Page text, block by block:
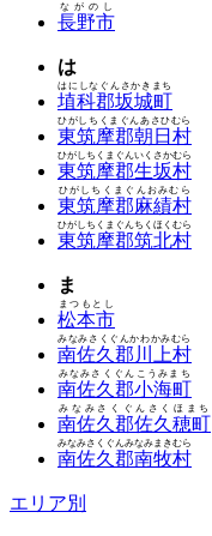
長野市
ながのし
は
埴科郡坂城町
はにしなぐんさかきまち
東筑摩郡朝日村
ひがしちくまぐんあさひむら
東筑摩郡生坂村
ひがしちくまぐんいくさかむら
東筑摩郡麻績村
ひがしちくまぐんおみむら
東筑摩郡筑北村
ひがしちくまぐんちくほくむら
ま
松本市
まつもとし
南佐久郡川上村
みなみさくぐんかわかみむら
南佐久郡小海町
みなみさくぐんこうみまち
南佐久郡佐久穂町
みなみさくぐんさくほまち
南佐久郡南牧村
みなみさくぐんみなみまきむら
エリア別